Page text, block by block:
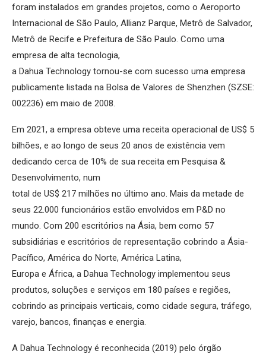
foram instalados em grandes projetos, como o Aeroporto
Internacional de São Paulo, Allianz Parque, Metrô de Salvador,
Metrô de Recife e Prefeitura de São Paulo. Como uma
empresa de alta tecnologia,
a Dahua Technology tornou-se com sucesso uma empresa
publicamente listada na Bolsa de Valores de Shenzhen (SZSE:
002236) em maio de 2008.
Em 2021, a empresa obteve uma receita operacional de US$ 5
bilhões, e ao longo de seus 20 anos de existência vem
dedicando cerca de 10% de sua receita em Pesquisa &
Desenvolvimento, num
total de US$ 217 milhões no último ano. Mais da metade de
seus 22.000 funcionários estão envolvidos em P&D no
mundo. Com 200 escritórios na Ásia, bem como 57
subsidiárias e escritórios de representação cobrindo a Ásia-
Pacífico, América do Norte, América Latina,
Europa e África, a Dahua Technology implementou seus
produtos, soluções e serviços em 180 países e regiões,
cobrindo as principais verticais, como cidade segura, tráfego,
varejo, bancos, finanças e energia.
A Dahua Technology é reconhecida (2019) pelo órgão